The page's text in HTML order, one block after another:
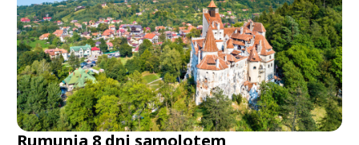
Rumunia 8 dni samolotem